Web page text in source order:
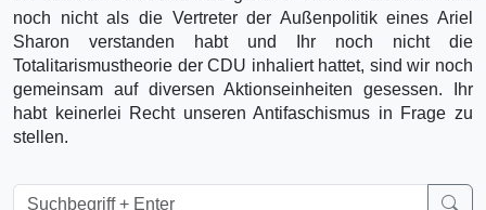
noch nicht als die Vertreter der Außenpolitik eines Ariel
Sharon verstanden habt und Ihr noch nicht die
Totalitarismustheorie der CDU inhaliert hattet, sind wir noch
gemeinsam auf diversen Aktionseinheiten gesessen. Ihr
habt keinerlei Recht unseren Antifaschismus in Frage zu
stellen.